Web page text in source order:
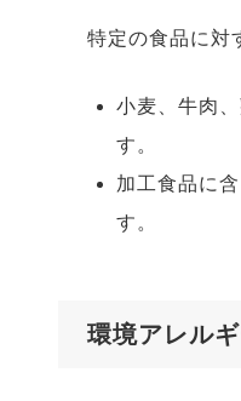
特定の食品に対
小麦、牛肉
す。
加工食品に
す。
環境アレル